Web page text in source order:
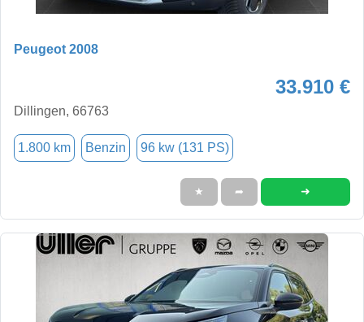
Peugeot 2008
33.910 €
Dillingen, 66763
1.800 km Benzin 96 kw (131 PS)
★ ➦ ➜